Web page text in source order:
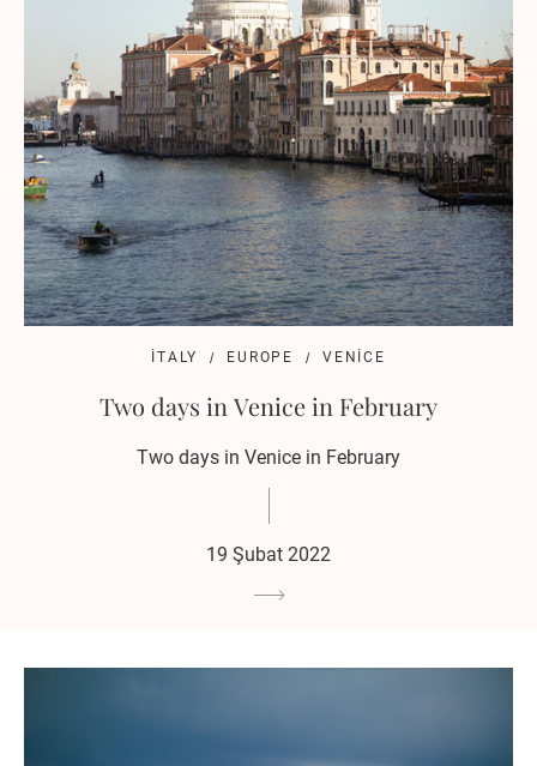
ITALY EUROPE VENICE
Two days in Venice in February
Two days in Venice in February
19 Şubat 2022